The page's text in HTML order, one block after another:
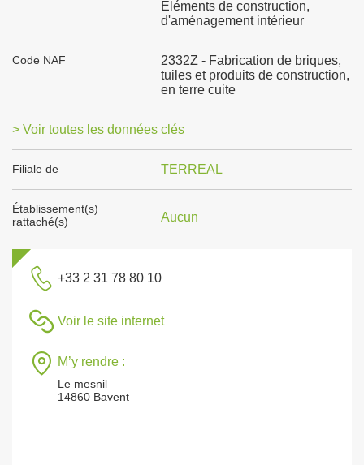
Eléments de construction,
d'aménagement intérieur
Code NAF
2332Z - Fabrication de briques,
tuiles et produits de construction,
en terre cuite
> Voir toutes les données clés
Filiale de TERREAL
Établissement(s)
rattaché(s)
Aucun
+33 2 31 78 80 10
Voir le site internet
M’y rendre :
Le mesnil
14860 Bavent